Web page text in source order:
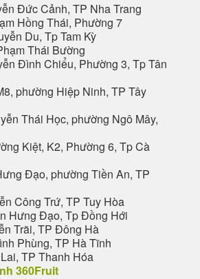
Đức Cảnh, TP Nha Trang
Hồng Thái, Phường 7
Du, Tp Tam Kỳ
Thái Bường
Đình Chiểu, Phường 3, Tp Tân
phường Hiệp Ninh, TP Tây
Thái Học, phường Ngô Mây,
Kiệt, K2, Phường 6, Tp Cà
Đạo, phường Tiền An, TP
Công Trứ, TP Tuy Hòa
Hưng Đạo, Tp Đồng Hới
Trãi, TP Đông Hà
Phùng, TP Hà Tĩnh
TP Thanh Hóa
360Fruit